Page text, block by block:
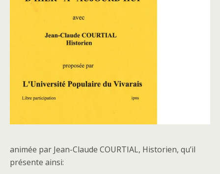
animée par Jean-Claude COURTIAL, Historien, qu’il
présente ainsi: